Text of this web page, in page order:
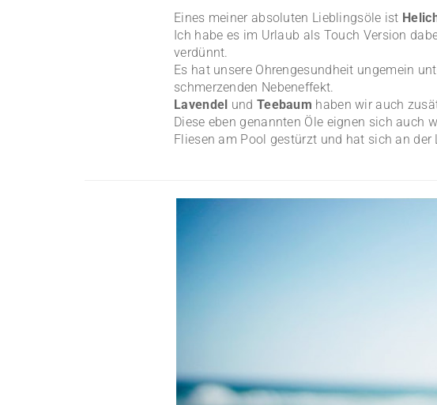
Eines meiner absoluten Lieblingsöle ist
Ich habe es im Urlaub als Touch Version
verdünnt.
Es hat unsere Ohrengesundheit ungemein
schmerzenden Nebeneffekt.
Lavendel und Teebaum haben wir auch
Diese eben genannten Öle eignen sich auch
Fliesen am Pool gestürzt und hat sich an